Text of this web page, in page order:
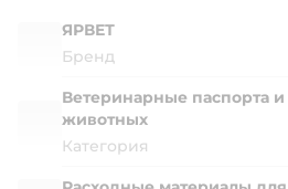
ЯРВЕТ
Бренд
Ветеринарные паспорта
животных
Категория